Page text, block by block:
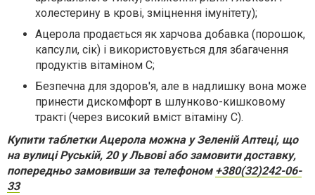
холестерину в крові, зміцнення імунітету);
Ацерола продається як харчова добавка (порошок,
капсули, сік) і використовується для збагачення
продуктів вітаміном С;
Безпечна для здоров'я, але в надлишку вона може
принести дискомфорт в шлунково-кишковому
тракті (через високий вміст вітаміну С).
Купити таблетки Ацерола можна у Зеленій Аптеці, що
на вулиці Руській, 20 у Львові або замовити доставку,
попередньо замовивши за телефоном +380(32)242-06-
33